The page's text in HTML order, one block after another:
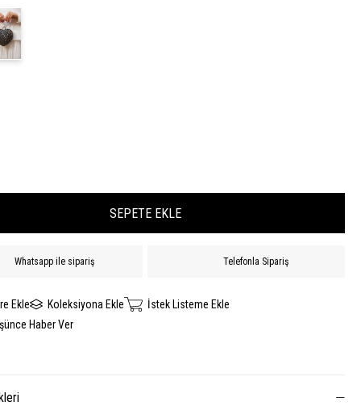
Whatsapp ile sipariş Telefonla Sipariş
Ekle Koleksiyona Ekle
İstek Listeme Ekle
Haber Ver